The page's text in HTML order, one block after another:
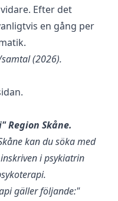
Efter det
en gång per
(2026).
Region Skåne.
kan du söka med
i psykiatrin
gäller följande:"